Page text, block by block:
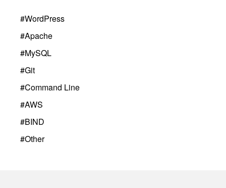
#WordPress
#Apache
#MySQL
#Git
#Command Line
#AWS
#BIND
#Other